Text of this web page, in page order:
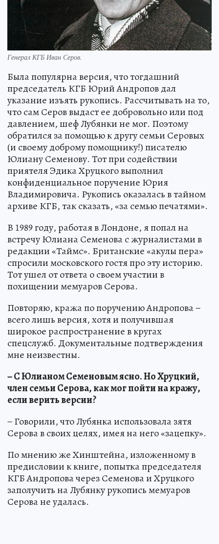
Генерал КГБ Иван Серов.
Была популярна версия, что тогдашний
председатель КГБ Юрий Андропов дал
указание изъять рукопись. Рассчитывать на то,
что сам Серов выдаст ее добровольно или под
давлением, шеф Лубянки не мог. Поэтому
обратился за помощью к другу семьи Серовых
(и своему доброму помощнику!) писателю
Юлиану Семенову. Тот при содействии
приятеля Эдика Хруцкого выполнил
конфиденциальное поручение Юрия
Владимировича. Рукопись оказалась в тайном
архиве КГБ, так сказать, «за семью печатями».
В 1989 году, работая в Лондоне, я попал на
встречу Юлиана Семенова с журналистами в
редакции «Таймс». Британские «акулы пера»
спросили московского гостя про эту историю.
Тот ушел от ответа о своем участии в
похищении мемуаров Серова.
Повторяю, кража по поручению Андропова −
всего лишь версия, хотя и получившая
широкое распространение в кругах
спецслужб. Документальные подтверждения
мне неизвестны.
− С Юлианом Семеновым ясно. Но Хруцкий,
член семьи Серова, как мог пойти на кражу,
если верить версии?
− Говорили, что Лубянка использовала зятя
Серова в своих целях, имея на него «зацепку».
По мнению же Хинштейна, изложенному в
предисловии к книге, попытка председателя
КГБ Андропова через Семенова и Хруцкого
заполучить на Лубянку рукопись мемуаров
Серова не удалась.